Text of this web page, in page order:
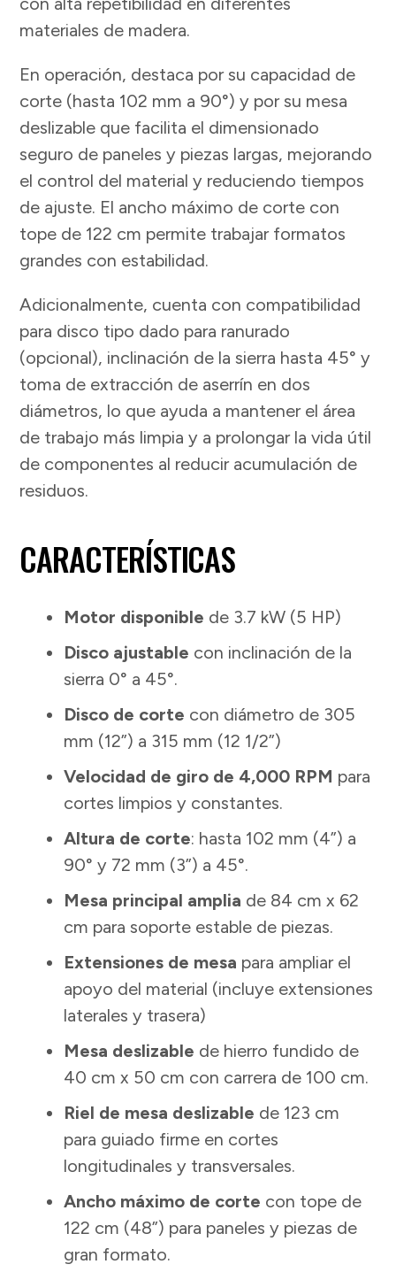
materiales de madera.
En operación, destaca por su capacidad de
corte (hasta 102 mm a 90°) y por su mesa
deslizable que facilita el dimensionado
seguro de paneles y piezas largas, mejorando
el control del material y reduciendo tiempos
de ajuste. El ancho máximo de corte con
tope de 122 cm permite trabajar formatos
grandes con estabilidad.
Adicionalmente, cuenta con compatibilidad
para disco tipo dado para ranurado
(opcional), inclinación de la sierra hasta 45° y
toma de extracción de aserrín en dos
diámetros, lo que ayuda a mantener el área
de trabajo más limpia y a prolongar la vida útil
de componentes al reducir acumulación de
residuos.
CARACTERÍSTICAS
Motor disponible de 3.7 kW (5 HP)
Disco ajustable con inclinación de la
sierra 0° a 45°.
Disco de corte con diámetro de 305
mm (12”) a 315 mm (12 1/2”)
Velocidad de giro de 4,000 RPM para
cortes limpios y constantes.
Altura de corte: hasta 102 mm (4”) a
90° y 72 mm (3”) a 45°.
Mesa principal amplia de 84 cm x 62
cm para soporte estable de piezas.
Extensiones de mesa para ampliar el
apoyo del material (incluye extensiones
laterales y trasera)
Mesa deslizable de hierro fundido de
40 cm x 50 cm con carrera de 100 cm.
Riel de mesa deslizable de 123 cm
para guiado firme en cortes
longitudinales y transversales.
Ancho máximo de corte con tope de
122 cm (48”) para paneles y piezas de
gran formato.